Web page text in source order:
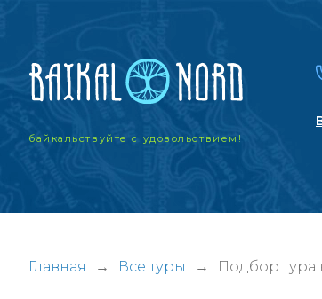
байкальствуйтес удовольствием!
Главная → Все туры → Подбор тура